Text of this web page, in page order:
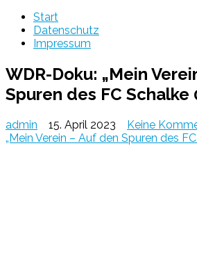
Start
Datenschutz
Impressum
WDR-Doku: „Mein
Spuren des FC Schalke
admin 15. April 2023 Keine
„Mein Verein – Auf den Spuren des